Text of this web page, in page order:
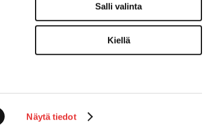
Näytä tiedot
Salli valinta
Kiellä